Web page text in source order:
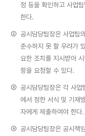
정 등을 확인하고 사업
한다.
② 공시담당팀장은 사업팀
준수하지 못 할 우려가
요한 조치를 지시받아
항을 요청할 수 있다.
③ 공시담당팀장은 각 사
에서 정한 서식 및 기재
자에게 제출하여야 한다.
④ 공시담당팀장은 공시책